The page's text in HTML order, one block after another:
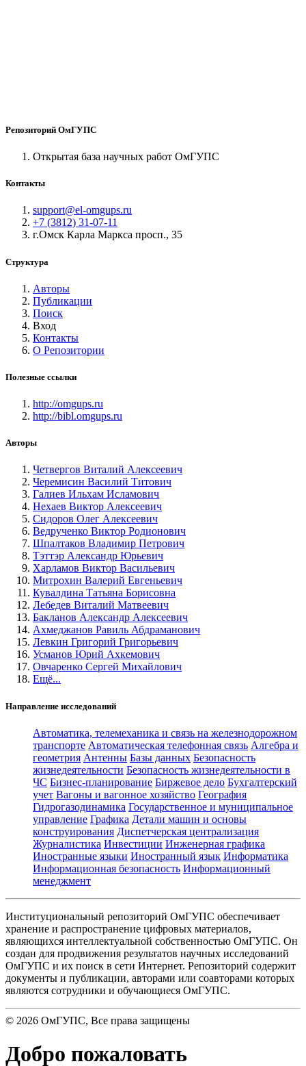
Репозиторий ОмГУПС
Открытая база научных работ ОмГУПС
Контакты
support@el-omgups.ru
+7 (3812) 31-07-11
г.Омск Карла Маркса просп., 35
Структура
Авторы
Публикации
Поиск
Вход
Контакты
О Репозитории
Полезные ссылки
http://omgups.ru
http://bibl.omgups.ru
Авторы
Четвергов Виталий Алексеевич
Черемисин Василий Титович
Галиев Ильхам Исламович
Нехаев Виктор Алексеевич
Сидоров Олег Алексеевич
Ведрученко Виктор Родионович
Шпалтаков Владимир Петрович
Тэттэр Александр Юрьевич
Харламов Виктор Васильевич
Митрохин Валерий Евгеньевич
Кувалдина Татьяна Борисовна
Лебедев Виталий Матвеевич
Бакланов Александр Алексеевич
Ахмеджанов Равиль Абдраманович
Левкин Григорий Григорьевич
Усманов Юрий Ахкемович
Овчаренко Сергей Михайлович
Ещё...
Направление исследований
Автоматика, телемеханика и связь на железнодорожном
транспорте Автоматическая телефонная связь Алгебра и
геометрия Антенны Базы данных Безопасность
жизнедеятельности Безопасность жизнедеятельности в
ЧС Бизнес-планирование Биржевое дело Бухгалтерский
учет Вагоны и вагонное хозяйство География
Гидрогазодинамика Государственное и муниципальное
управление Графика Детали машин и основы
конструирования Диспетчерская централизация
Журналистика Инвестиции Инженерная графика
Иностранные языки Иностранный язык Информатика
Информационная безопасность Информационный
менеджмент
Институциональный репозиторий ОмГУПС обеспечивает
хранение и распространение цифровых материалов,
являющихся интеллектуальной собственностью ОмГУПС. Он
создан для продвижения результатов научных исследований
ОмГУПС и их поиск в сети Интернет. Репозиторий содержит
документы и публикации, авторами или соавторами которых
являются сотрудники и обучающиеся ОмГУПС.
© 2026 ОмГУПС, Все права защищены
Добро пожаловать